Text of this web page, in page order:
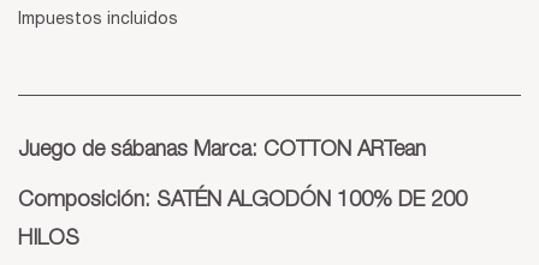
Impuestos incluidos
Juego de sábanas Marca: COTTON ARTean
Composición: SATÉN ALGODÓN 100% DE 200
HILOS